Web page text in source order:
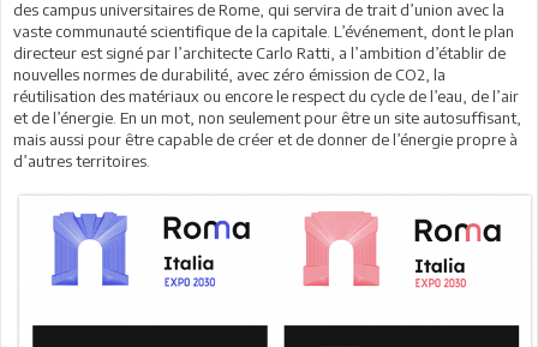
des campus universitaires de Rome, qui servira de trait d’union avec la
vaste communauté scientifique de la capitale. L’événement, dont le plan
directeur est signé par l’architecte Carlo Ratti, a l’ambition d’établir de
nouvelles normes de durabilité, avec zéro émission de CO2, la
réutilisation des matériaux ou encore le respect du cycle de l’eau, de l’air
et de l’énergie. En un mot, non seulement pour être un site autosuffisant,
mais aussi pour être capable de créer et de donner de l’énergie propre à
d’autres territoires.